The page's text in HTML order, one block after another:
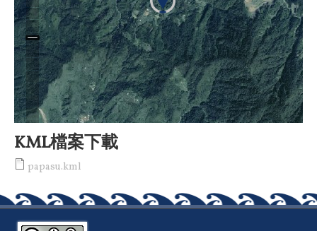
KML檔案下載
papasu.kml